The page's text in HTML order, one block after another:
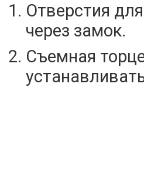
Отверстия
через замок.
Съемная